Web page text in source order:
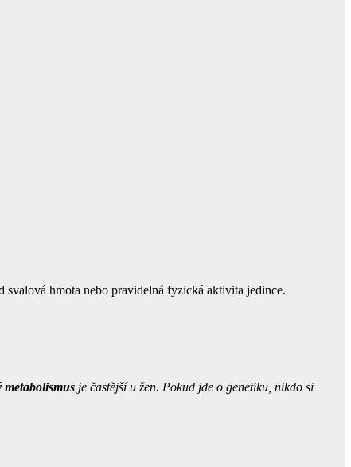
svalová hmota nebo pravidelná fyzická aktivita jedince.
metabolismus je častější u žen. Pokud jde o genetiku, nikdo si